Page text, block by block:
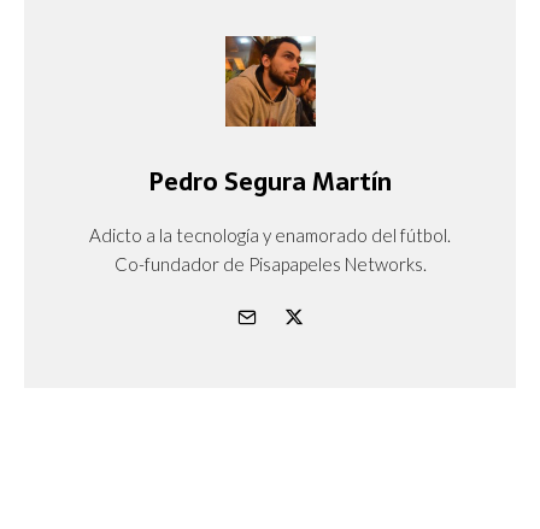
Pedro Segura Martín
Adicto a la tecnología y enamorado del fútbol.
Co-fundador de Pisapapeles Networks.